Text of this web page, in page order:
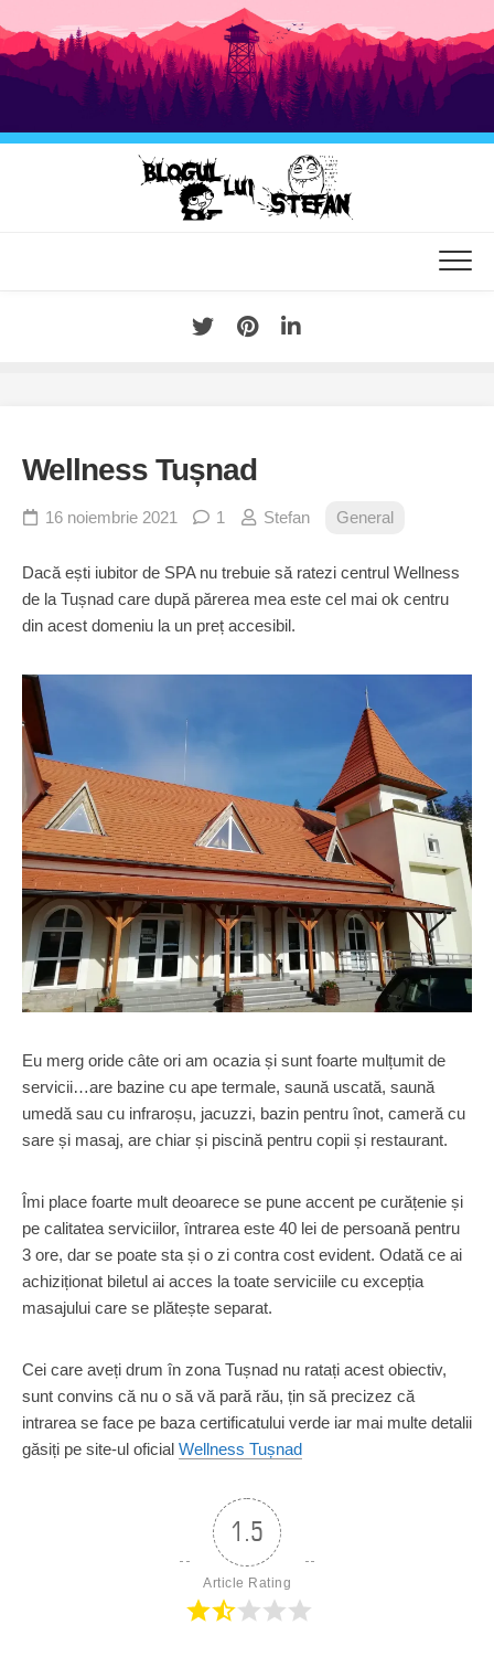
to
content
Wellness Tușnad
16 noiembrie 2021 1 Stefan General
Dacă ești iubitor de SPA nu trebuie să ratezi centrul Wellness
de la Tușnad care după părerea mea este cel mai ok centru
din acest domeniu la un preț accesibil.
Eu merg oride câte ori am ocazia și sunt foarte mulțumit de
servicii…are bazine cu ape termale, saună uscată, saună
umedă sau cu infraroșu, jacuzzi, bazin pentru înot, cameră cu
sare și masaj, are chiar și piscină pentru copii și restaurant.
Îmi place foarte mult deoarece se pune accent pe curățenie și
pe calitatea serviciilor, întrarea este 40 lei de persoană pentru
3 ore, dar se poate sta și o zi contra cost evident. Odată ce ai
achiziționat biletul ai acces la toate serviciile cu excepția
masajului care se plătește separat.
Cei care aveți drum în zona Tușnad nu ratați acest obiectiv,
sunt convins că nu o să vă pară rău, țin să precizez că
intrarea se face pe baza certificatului verde iar mai multe detalii
găsiți pe site-ul oficial Wellness Tușnad
1.5
Article Rating